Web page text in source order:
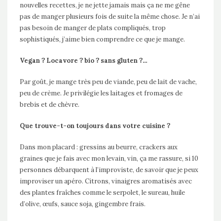
nouvelles recettes, je ne jette jamais mais ça ne me gêne
pas de manger plusieurs fois de suite la même chose. Je n’ai
pas besoin de manger de plats compliqués, trop
sophistiqués, j’aime bien comprendre ce que je mange.
Vegan ? Locavore ? bio ? sans gluten ?…
Par goût, je mange très peu de viande, peu de lait de vache,
peu de crème. Je privilégie les laitages et fromages de
brebis et de chèvre.
Que trouve-t-on toujours dans votre cuisine ?
Dans mon placard : gressins au beurre, crackers aux
graines que je fais avec mon levain, vin, ça me rassure, si 10
personnes débarquent à l’improviste, de savoir que je peux
improviser un apéro. Citrons, vinaigres aromatisés avec
des plantes fraîches comme le serpolet, le sureau, huile
d’olive, œufs, sauce soja, gingembre frais.